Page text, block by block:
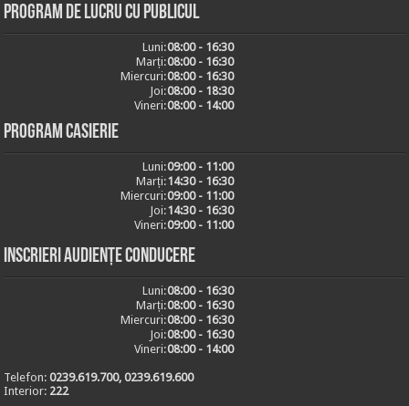
Program de lucru cu publicul
Luni:08:00 - 16:30
Marți:08:00 - 16:30
Miercuri:08:00 - 16:30
Joi:08:00 - 18:30
Vineri:08:00 - 14:00
Program casierie
Luni:09:00 - 11:00
Marți:14:30 - 16:30
Miercuri:09:00 - 11:00
Joi:14:30 - 16:30
Vineri:09:00 - 11:00
Inscrieri audiențe conducere
Luni:08:00 - 16:30
Marți:08:00 - 16:30
Miercuri:08:00 - 16:30
Joi:08:00 - 16:30
Vineri:08:00 - 14:00
Telefon:0239.619.700, 0239.619.600
Interior: 222